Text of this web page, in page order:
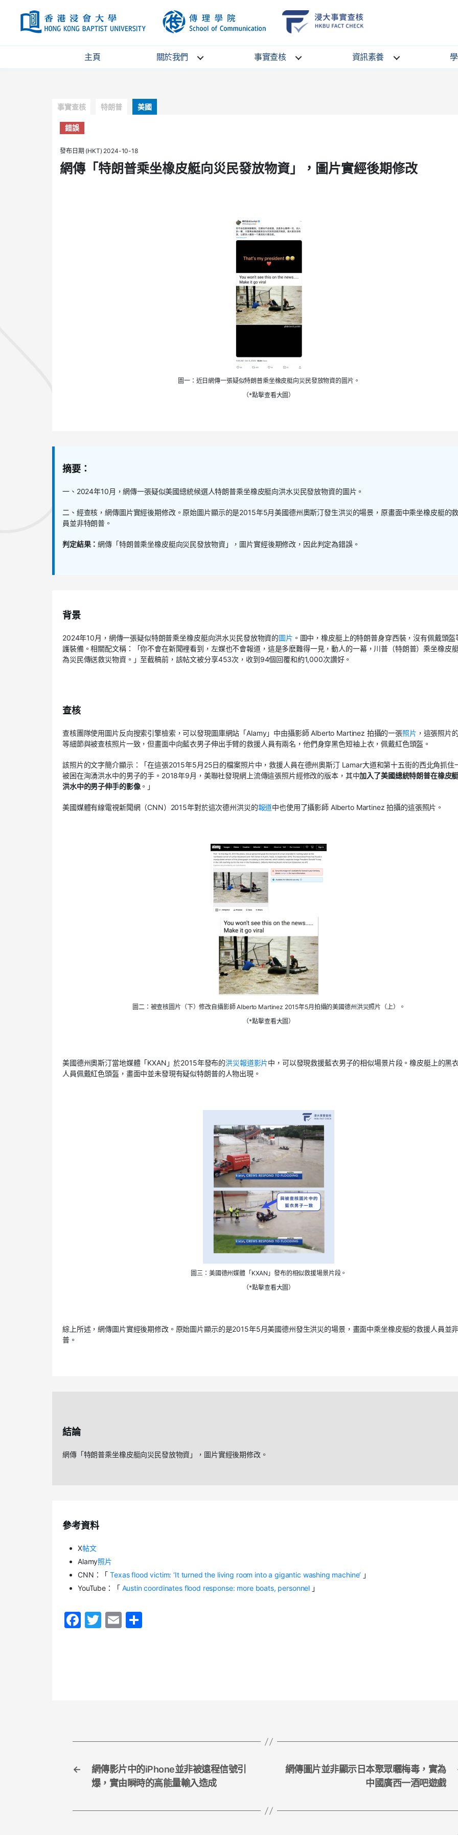
HKBU
School
Communication
主頁 關於我們 事實查核 資訊素養
Categories
事實查核 特朗普 美國
錯誤
發布日期 (HKT) 2024-10-18
網傳「特朗普乘坐橡皮艇向災民發放物資」，圖片實經後期修改
圖一：近日網傳一張疑似特朗普乘坐橡皮艇向災民發放物資的圖片。
（*點擊查看大圖）
摘要：
一、 2024年10月，網傳一張疑似美國總統候選人特朗普乘坐橡皮艇向洪水災民發放物資的圖片。
二、經查核，網傳圖片實經後期修改。原始圖片顯示的是2015年5月美國德州奧斯汀發生洪災的場景，原畫面中乘坐橡皮艇的
員並非特朗普。
判定結果：網傳「特朗普乘坐橡皮艇向災民發放物資」，圖片實經後期修改，因此判定為錯誤。
背景
2024年10月，網傳一張疑似特朗普乘坐橡皮艇向洪水災民發放物資的圖片 。圖中，橡皮艇上的特朗普身穿西裝，沒有佩戴頭盔
護裝備。相關配文稱：「你不會在新聞裡看到，左媒也不會報道，這是多麽難得一見，動人的一幕，川普（特朗普）乘坐橡皮
為災民傳送救災物資。」至截稿前，該帖文被分享453次，收到94個回覆和約1,000次讚好。
查核
查核團隊使用圖片反向搜索引擎檢索，可以發現圖庫網站「Alamy」中由攝影師Alberto Martinez 拍攝的一張照片 ，這張照片
等細節與被查核照片一致，但畫面中向藍衣男子伸出手臂的救援人員有兩名，他們身穿黑色短袖上衣，佩戴紅色頭盔。
該照片的文字簡介顯示：「在這張2015年5月25日的檔案照片中，救援人員在德州奧斯汀Lamar大道和第十五街的西北角抓住
被困在洶湧洪水中的男子的手。 2018年9月，美聯社發現網上流傳這張照片經修改的版本，其中加入了美國總統特朗普在橡皮
洪水中的男子伸手的影像。」
美國媒體有線電視新聞網（CNN） 2015年對於這次德州洪災的報道中也使用了攝影師 Alberto Martinez拍攝的這張照片。
圖二：被查核圖片（下）修改自攝影師 Alberto Martinez 2015年5月拍攝的美國德州洪災照片（上）。
（*點擊查看大圖）
美國德州奧斯汀當地媒體「KXAN 」於2015年發布的洪災報道影片中，可以發現救援藍衣男子的相似場景片段。橡皮艇上的黑
人員佩戴紅色頭盔，畫面中並未發現有疑似特朗普的人物出現。
圖三：美國德州媒體「KXAN」發布的相似救援場景片段。
（*點擊查看大圖）
綜上所述，網傳圖片實經後期修改。原始圖片顯示的是2015年5月美國德州發生洪災的場景，畫面中乘坐橡皮艇的救援人員並
普。
結論
網傳「特朗普乘坐橡皮艇向災民發放物資」，圖片實經後期修改。
參考資料
X帖文
Alamy照片
CNN ：「 Texas flood victim: ‘It turned the living room into a gigantic washing machine’ 」
YouTube：「 Austin coordinates flood response: more boats, personnel 」
F
T
E
←
網傳影片中的iPhone並非被遠程信號引
爆，實由瞬時的高能量輸入造成
網傳圖片並非顯示日本聚眾曬梅毒，實為
中國廣西一酒吧遊戲